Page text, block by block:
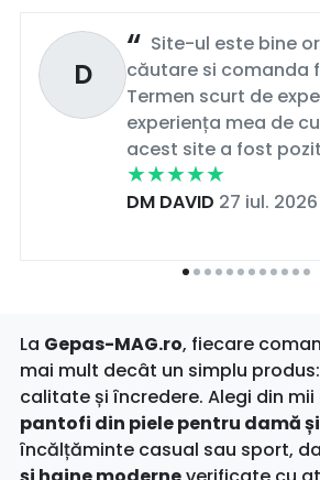
D
Site-ul este bine
căutare si comanda
Termen scurt de
experiența mea de
acest site a fost
DM DAVID 27 iul. 2026
La Gepas-MAG.ro, fiecare
mai mult decât un simplu
calitate și încredere. Alegi din
pantofi din piele pentru damă
încălțăminte casual sau sport,